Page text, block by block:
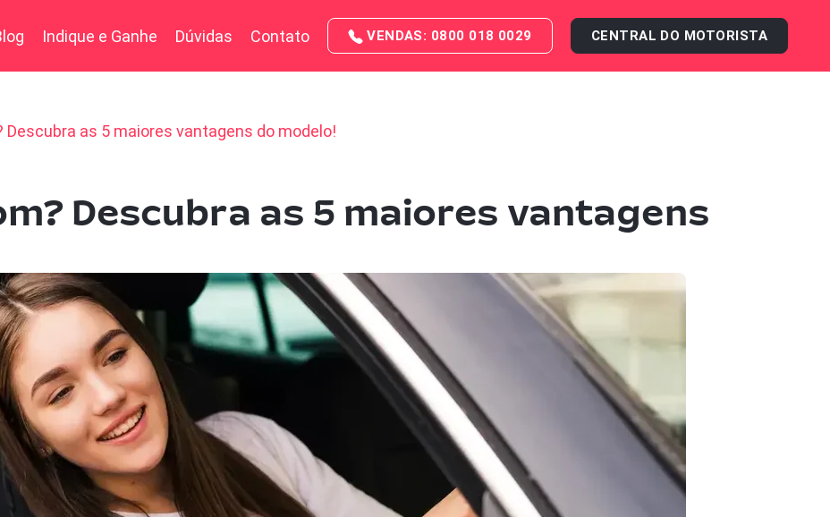
Indique e Ganhe Dúvidas Contato VENDAS: 0800 018 0029 CENTRAL DO MOTORISTA
Descubra as 5 maiores vantagens do modelo!
Descubra as 5 maiores vantagens